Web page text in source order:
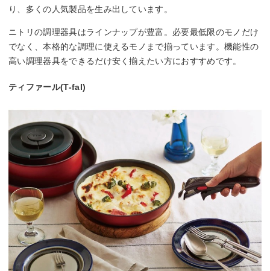
り、多くの人気製品を生み出しています。
ニトリの調理器具はラインナップが豊富。必要最低限のモノだけ
でなく、本格的な調理に使えるモノまで揃っています。機能性の
高い調理器具をできるだけ安く揃えたい方におすすめです。
ティファール(T-fal)